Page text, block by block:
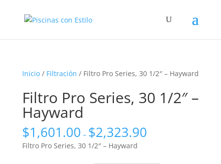
Inicio/ Filtración / Filtro Pro Series, 30 1/2″ – Hayward
Filtro Pro Series, 30 1/2″ –
Hayward
$1,601.00 – $2,323.90
Filtro Pro Series, 30 1/2″ – Hayward